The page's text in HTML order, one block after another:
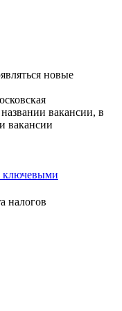
новые
вакансии, в
вакансии
ключевыми
налогов